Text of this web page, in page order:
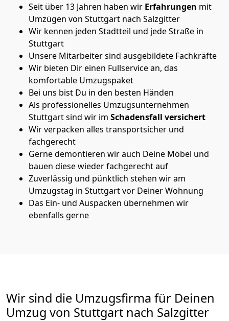
Seit über 13 Jahren haben wir Erfahrungen mit
Umzügen von Stuttgart nach Salzgitter
Wir kennen jeden Stadtteil und jede Straße in
Stuttgart
Unsere Mitarbeiter sind ausgebildete Fachkräfte
Wir bieten Dir einen Fullservice an, das
komfortable Umzugspaket
Bei uns bist Du in den besten Händen
Als professionelles Umzugsunternehmen
Stuttgart sind wir im Schadensfall versichert
Wir verpacken alles transportsicher und
fachgerecht
Gerne demontieren wir auch Deine Möbel und
bauen diese wieder fachgerecht auf
Zuverlässig und pünktlich stehen wir am
Umzugstag in Stuttgart vor Deiner Wohnung
Das Ein- und Auspacken übernehmen wir
ebenfalls gerne
Wir sind die Umzugsfirma für Deinen
Umzug von Stuttgart nach Salzgitter